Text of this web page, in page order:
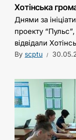
Хотінська
Днями за
проекту
відвідали
By scptu